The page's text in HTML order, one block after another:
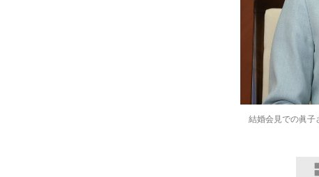
結婚会見での眞